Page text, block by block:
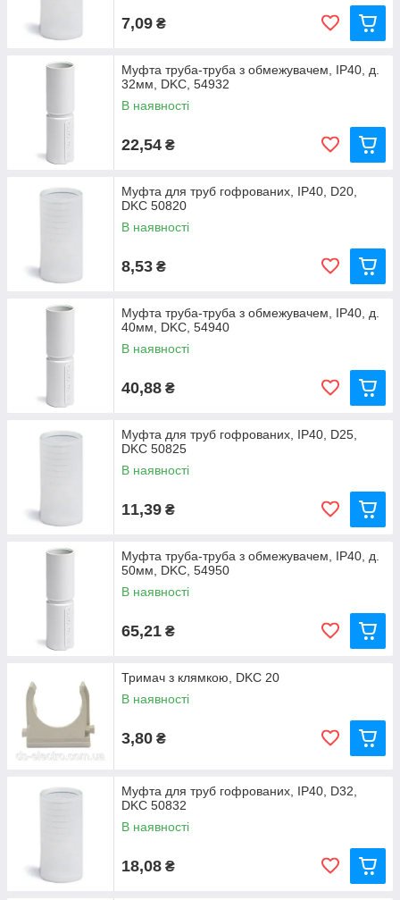
7,09 ₴
Муфта труба-труба з обмежувачем, IP40, д.
32мм, DKC, 54932
В наявності
22,54 ₴
Муфта для труб гофрованих, IP40, D20,
DKC 50820
В наявності
8,53 ₴
Муфта труба-труба з обмежувачем, IP40, д.
40мм, DKC, 54940
В наявності
40,88 ₴
Муфта для труб гофрованих, IP40, D25,
DKC 50825
В наявності
11,39 ₴
Муфта труба-труба з обмежувачем, IP40, д.
50мм, DKC, 54950
В наявності
65,21 ₴
Тримач з клямкою, DKC 20
В наявності
3,80 ₴
Муфта для труб гофрованих, IP40, D32,
DKC 50832
В наявності
18,08 ₴